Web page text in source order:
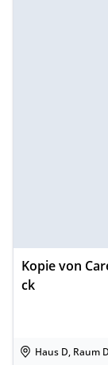
Kopie von
ck
Haus D, Raum